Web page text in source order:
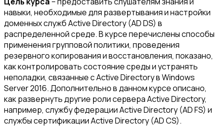
навыки, необходимые для развертывания и настройки
доменных служб Active Directory (AD DS) в
распределенной среде. В курсе перечислены способы
применения групповой политики, проведения
резервного копирования и восстановления, показано,
как контролировать состояние среды и устранять
неполадки, связанные с Active Directory в Windows
Server 2016. Дополнительно в данном курсе описано,
как развернуть другие роли сервера Active Directory,
например, службу федерации Active Directory (AD FS) и
службы сертификации Active Directory (AD CS).